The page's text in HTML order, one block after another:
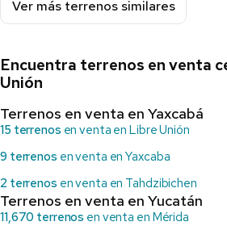
Ver más terrenos similares
Encuentra terrenos en venta
Unión
Terrenos en venta en Yaxcabá
15 terrenos en venta en Libre Unión
9 terrenos en venta en Yaxcaba
2 terrenos en venta en Tahdzibichen
Terrenos en venta en Yucatán
11,670 terrenos en venta en Mérida